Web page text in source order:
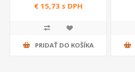
€ 15,73 s DPH
PRIDAŤ DO KOŠÍKA